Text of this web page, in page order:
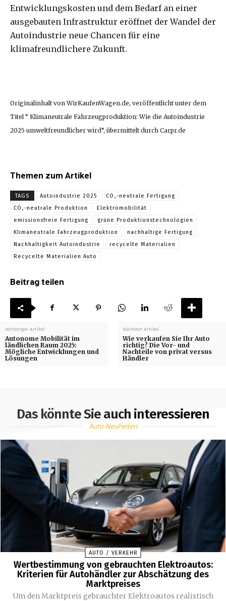
Entwicklungskosten und dem Bedarf an einer
ausgebauten Infrastruktur eröffnet der Wandel der
Autoindustrie neue Chancen für eine
klimafreundlichere Zukunft.
Originalinhalt von WirKaufenWagen.de, veröffentlicht unter dem
Titel “ Klimaneutrale Fahrzeugproduktion: Wie die Autoindustrie
2025 umweltfreundlicher wird“, übermittelt durch Carpr.de
Themen zum Artikel
TAGS Autoindustrie 2025
CO₂-neutrale Fertigung
CO₂-neutrale Produktion
Elektromobilität
emissionsfreie Fertigung
grüne Produktionstechnologien
Klimaneutrale Fahrzeugproduktion
nachhaltige Fertigung
Nachhaltigkeit Autoindustrie
recycelte Materialien
Recycelte Materialien Auto
Beitrag teilen
Vorheriger Artikel
Autonome Mobilität im
ländlichen Raum 2025:
Mögliche Entwicklungen und
Lösungen
Nächster Artikel
Wie verkaufen Sie Ihr Auto
richtig? Die Vor- und
Nachteile von privat versus
Händler
Das könnte Sie auch interessieren
Auto-Neuheiten
AUTO / VERKEHR
Wertbestimmung von gebrauchten Elektroautos:
Kriterien für Autohändler zur Abschätzung des
Marktpreises
Um den Marktpreis gebrauchter Elektroautos realistisch